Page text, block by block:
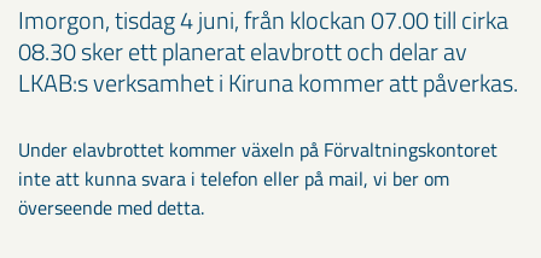
Imorgon, tisdag 4 juni, från klockan 07.00 till cirka
08.30 sker ett planerat elavbrott och delar av
LKAB:s verksamhet i Kiruna kommer att påverkas.
Under elavbrottet kommer växeln på Förvaltningskontoret
inte att kunna svara i telefon eller på mail, vi ber om
överseende med detta.